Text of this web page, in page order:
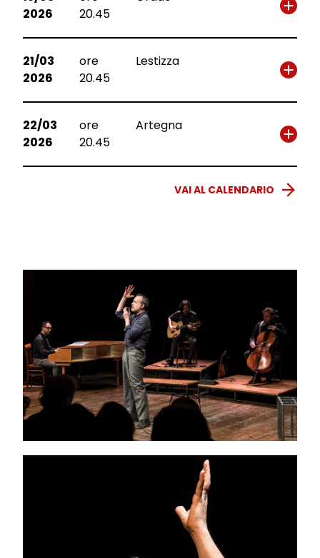
2026
20.45
21/03
2026
ore
20.45
Lestizza
22/03
2026
ore
20.45
Artegna
VAI AL CALENDARIO